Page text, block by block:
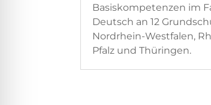
Basiskompetenzen im
Deutsch an 12
Nordrhein-Westfalen,
Pfalz und Thüringen.